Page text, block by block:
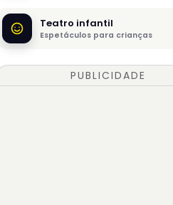
Teatro infantil
Espetáculos para crianças
PUBLICIDADE